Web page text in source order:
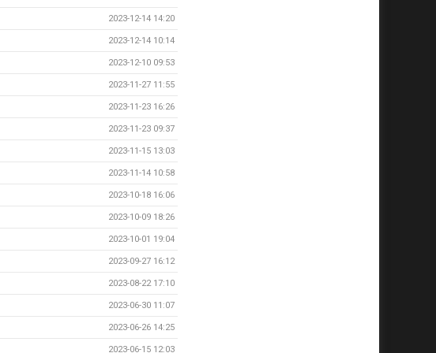
2023-12-14 14:20
2023-12-14 10:14
2023-12-10 09:53
2023-11-27 11:55
2023-11-23 16:26
2023-11-23 09:37
2023-11-15 13:03
2023-11-14 10:58
2023-10-18 16:06
2023-10-09 18:26
2023-10-01 19:04
2023-09-27 16:12
2023-08-22 17:10
2023-06-30 11:07
2023-06-26 14:25
2023-06-15 12:03